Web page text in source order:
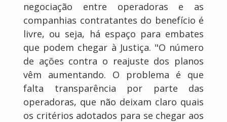
negociação entre operadoras e as
companhias contratantes do benefício é
livre, ou seja, há espaço para embates
que podem chegar à Justiça. "O número
de ações contra o reajuste dos planos
vêm aumentando. O problema é que
falta transparência por parte das
operadoras, que não deixam claro quais
os critérios adotados para se chegar aos